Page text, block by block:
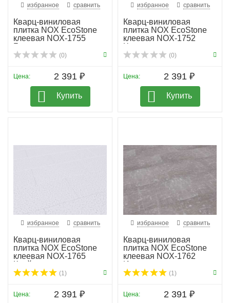
избранное сравнить
Кварц-виниловая
плитка NOX EcoStone
клеевая NOX-1755
Броу...
(0)
Цена: 2 391 ₽
Купить
избранное сравнить
Кварц-виниловая
плитка NOX EcoStone
клеевая NOX-1752
Чогори
(0)
Цена: 2 391 ₽
Купить
избранное сравнить
Кварц-виниловая
плитка NOX EcoStone
клеевая NOX-1765
Крейдл
(1)
Цена: 2 391 ₽
избранное сравнить
Кварц-виниловая
плитка NOX EcoStone
клеевая NOX-1762
Ирасу
(1)
Цена: 2 391 ₽